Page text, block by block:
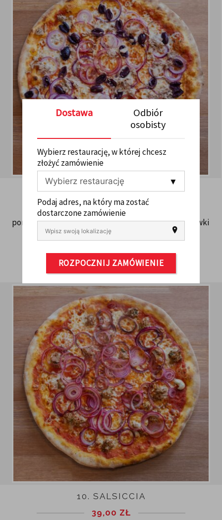
9. TONNO
40,00ZŁ
pomidory San Marzano D.O.P, ser mozzarella FDL, oliwki
Kalamata, tuńczyk,...
ZAMÓW
10. SALSICCIA
39,00 ZŁ
Dostawa
Odbiór
osobisty
Wybierz restaurację, w której chcesz
złożyć zamówienie
Podaj adres, na który ma zostać
dostarczone zamówienie
ROZPOCZNIJ ZAMÓWIENIE